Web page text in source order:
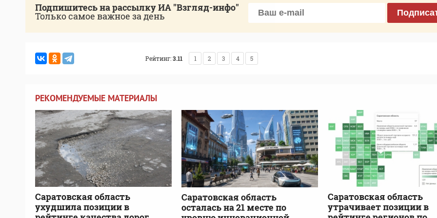
Подпишитесь на рассылку ИА "Взгляд-инфо"
Только самое важное за день
Рейтинг:3.11 1 2 3 4 5
РЕКОМЕНДУЕМЫЕ МАТЕРИАЛЫ
Саратовская область
ухудшила позиции в
Саратовская область
осталась на 21 месте по
Саратовская область
утрачивает позиции в